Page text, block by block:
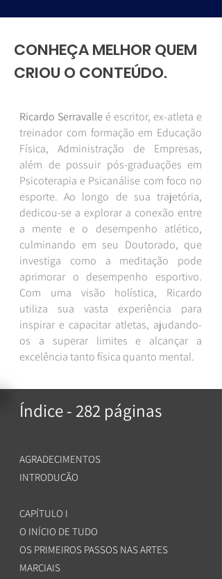
CONHEÇA MELHOR QUEM
CRIOU O CONTEÚDO.
Ricardo Serravalle é escritor, ex-atleta e
treinador com formação em Educação
Física, Administração de Empresas,
além de possuir pós-graduações em
Psicoterapia e Psicanálise com foco no
esporte. Ao longo de sua trajetória,
dedicou-se a explorar a conexão entre
a mente e o desempenho atlético,
culminando em seu Doutorado, que
investiga como a meditação pode
aprimorar o desempenho esportivo.
Com uma visão holística, Ricardo
utiliza sua vasta experiência para
inspirar e capacitar atletas, ajudando-
os a superar limites e alcançar a
excelência tanto física quanto mental.
Índice - 282 páginas
AGRADECIMENTOS
INTRODUÇÃO
CAPÍTULO I
O INÍCIO DE TUDO
OS PRIMEIROS PASSOS NAS ARTES
MARCIAIS